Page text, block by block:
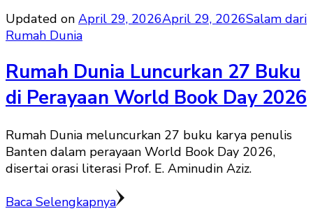
Updated on April 29, 2026April 29, 2026Salam dari
Rumah Dunia
Rumah Dunia Luncurkan 27 Buku
di Perayaan World Book Day 2026
Rumah Dunia meluncurkan 27 buku karya penulis
Banten dalam perayaan World Book Day 2026,
disertai orasi literasi Prof. E. Aminudin Aziz.
Baca Selengkapnya